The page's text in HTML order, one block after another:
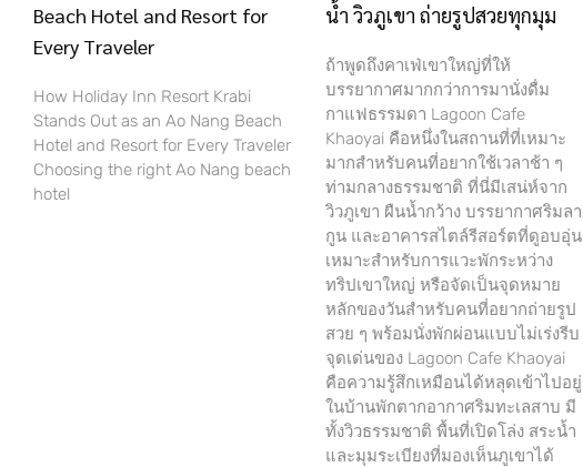
Beach Hotel and Resort for
Every Traveler
How Holiday Inn Resort Krabi
Stands Out as an Ao Nang Beach
Hotel and Resort for Every Traveler
Choosing the right Ao Nang beach
hotel
น้ำ วิวภูเขา ถ่ายรูปสวยทุกมุม
ถ้าพูดถึงคาเฟ่เขาใหญ่ที่ให้
บรรยากาศมากกว่าการมานั่งดื่ม
กาแฟธรรมดา Lagoon Cafe
Khaoyai คือหนึ่งในสถานที่ที่เหมาะ
มากสำหรับคนที่อยากใช้เวลาช้า ๆ
ท่ามกลางธรรมชาติ ที่นี่มีเสน่ห์จาก
วิวภูเขา ผืนน้ำกว้าง บรรยากาศริมลา
กูน และอาคารสไตล์รีสอร์ตที่ดูอบอุ่น
เหมาะสำหรับการแวะพักระหว่าง
ทริปเขาใหญ่ หรือจัดเป็นจุดหมาย
หลักของวันสำหรับคนที่อยากถ่ายรูป
สวย ๆ พร้อมนั่งพักผ่อนแบบไม่เร่งรีบ
จุดเด่นของ Lagoon Cafe Khaoyai
คือความรู้สึกเหมือนได้หลุดเข้าไปอยู่
ในบ้านพักตากอากาศริมทะเลสาบ มี
ทั้งวิวธรรมชาติ พื้นที่เปิดโล่ง สระน้ำ
และมุมระเบียงที่มองเห็นภูเขาได้